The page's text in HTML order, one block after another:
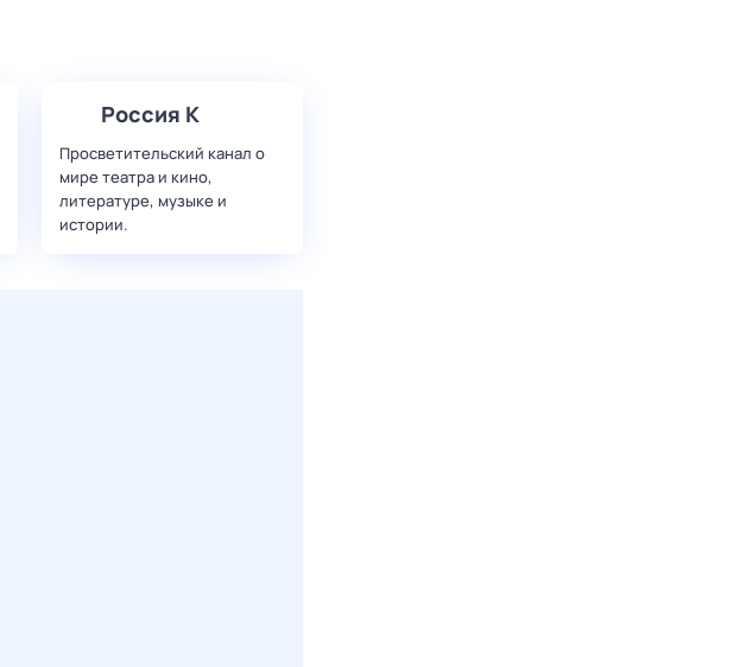
Россия К
Просветительский канал о
мире театра и кино,
литературе, музыке и
истории.